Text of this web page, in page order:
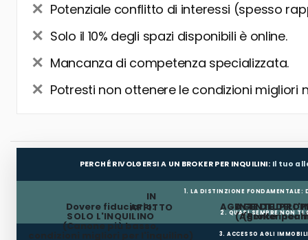
Potenziale conflitto di interessi (spesso
Solo il 10% degli spazi disponibili è online.
Mancanza di competenza specializzata.
Potresti non ottenere le condizioni migliori
PERCHÉ RIVOLGERSI A UN BROKER PER INQUILINI: Il tuo
1. LA DISTINZIONE FONDAMENTALE:
AGENTE DEL
(Agente
IN
AFFITTO
AGENTE
(Broker per
Dovere fiduciario:
SOLO L'INQUILINO
(Canone più basso,
condizioni migliori per l'inquilino)
2. QUASI SEMPRE NON TI
3. ACCESSO AGLI